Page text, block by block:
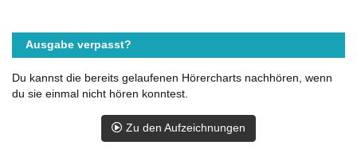
Ausgabe verpasst?
Du kannst die bereits gelaufenen Hörercharts nachhören, wenn
du sie einmal nicht hören konntest.
Zu den Aufzeichnungen